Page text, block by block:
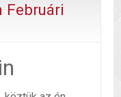
Februári